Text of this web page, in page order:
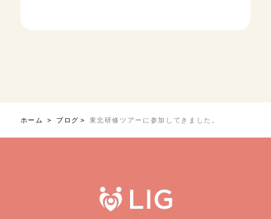
ホーム ブログ 東北研修ツアーに参加してきました。